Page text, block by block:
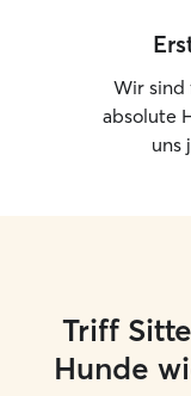
Wir sind
absolute
uns
Triff
Hunde